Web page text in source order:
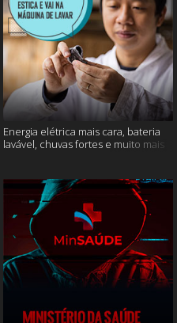
Energia elétrica mais cara, bateria
lavável, chuvas fortes e muito mais